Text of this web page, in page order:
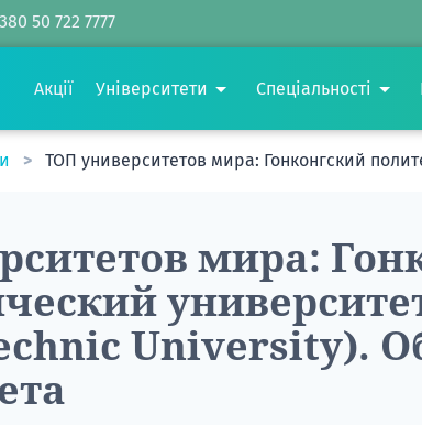
50 722 7777
Акції Університети Спеціальності
ТОП университетов мира: Гонконгский
мира:
University).